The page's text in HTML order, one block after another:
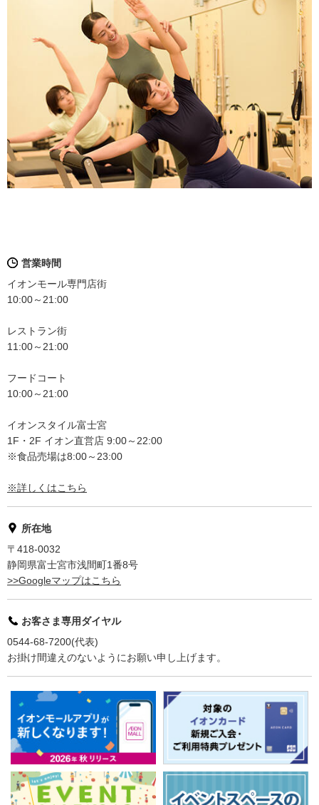
営業時間
イオンモール専門店街
10:00～21:00
レストラン街
11:00～21:00
フードコート
10:00～21:00
イオンスタイル富士宮
1F・2F イオン直営店 9:00～22:00
※食品売場は8:00～23:00
※詳しくはこちら
所在地
〒418-0032
静岡県富士宮市浅間町1番8号
>>Googleマップはこちら
お客さま専用ダイヤル
0544-68-7200(代表)
お掛け間違えのないようにお願い申し上げます。